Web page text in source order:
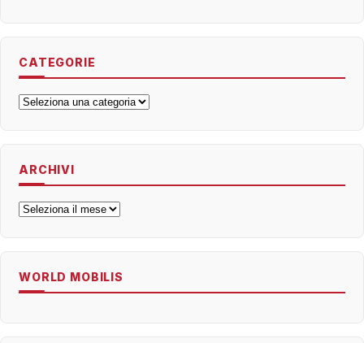
CATEGORIE
Categorie
ARCHIVI
Archivi
WORLD MOBILIS